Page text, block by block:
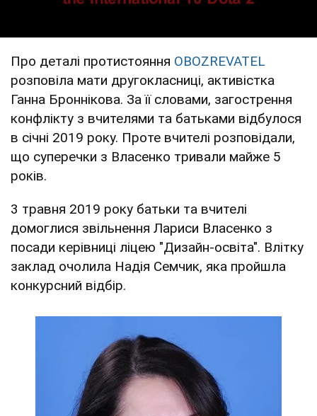
Про деталі протистояння OBOZREVATEL
розповіла мати другокласниці, активістка
Ганна Броннікова. За її словами, загострення
конфлікту з вчителями та батьками відбулося
в січні 2019 року. Проте вчителі розповідали,
що суперечки з Власенко тривали майже 5
років.
3 травня 2019 року батьки та вчителі
домоглися звільнення Лариси Власенко з
посади керівниці ліцею "Дизайн-освіта". Влітку
заклад очолила Надія Семчик, яка пройшла
конкурсний відбір.